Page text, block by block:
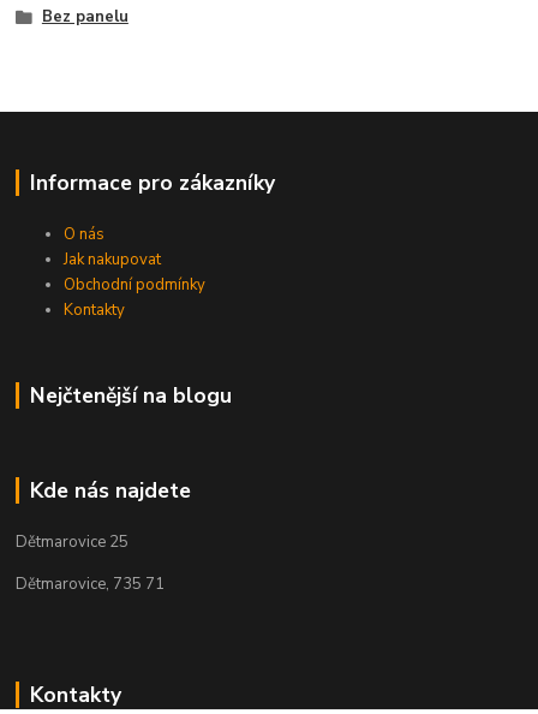
Bez panelu
Informace pro zákazníky
O nás
Jak nakupovat
Obchodní podmínky
Kontakty
Nejčtenější na blogu
Kde nás najdete
Dětmarovice 25
Dětmarovice, 735 71
Kontakty